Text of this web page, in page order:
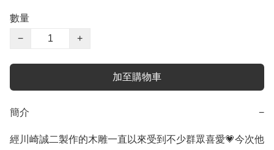
數量
−
+
加至購物車
簡介 −
經川崎誠二製作的木雕一直以來受到不少群眾喜愛💗今次他